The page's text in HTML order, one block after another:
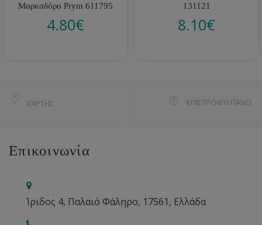
Μαρκαδόρο Prym 611795
4.80€
131121
8.10€
ΧΆΡΤΗΣ ΕΠΙΣΤΡΟΦΉ ΠΆΝΩ
Επικοινωνία
Ίριδος 4, Παλαιό Φάληρο, 17561, Ελλάδα